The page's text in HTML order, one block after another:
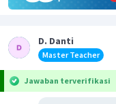
D. Danti
Master Teacher
Jawaban terverifikasi